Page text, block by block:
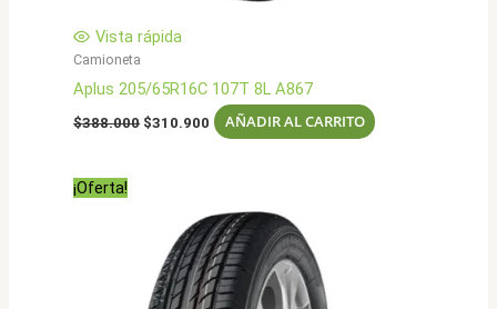
Vista rápida
Camioneta
Aplus 205/65R16C 107T 8L A867
$388.000 El
$310.900 El
precio
AÑADIR AL CARRITO
¡Oferta!